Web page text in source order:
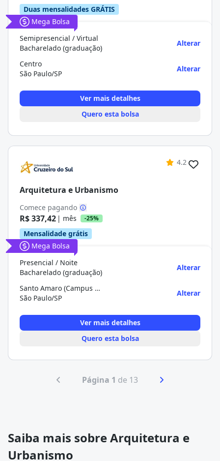
Duas mensalidades GRÁTIS
Mega Bolsa
Semipresencial / Virtual
Bacharelado (graduação)
Alterar
Centro
São Paulo/SP
Alterar
Ver mais detalhes
Quero esta bolsa
4.2
Arquitetura e Urbanismo
Comece pagando
R$ 337,42 | mês -25%
Mensalidade grátis
Mega Bolsa
Presencial / Noite
Bacharelado (graduação)
Alterar
Santo Amaro (Campus Da Univ. Cruzeiro Do Sul)
São Paulo/SP
Alterar
Ver mais detalhes
Quero esta bolsa
Página 1 de 13
Saiba mais sobre Arquitetura e
Urbanismo